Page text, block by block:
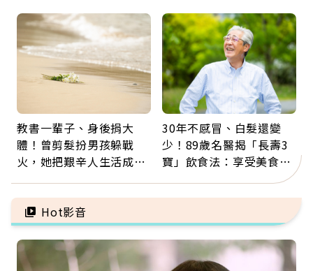
救
字
教書一輩子、身後捐大
體！曾剪髮扮男孩躲戰
火，她把艱辛人生活成風
福
30年不感冒、白髮還變
少！89歲名醫揭「長壽3
寶」飲食法：享受美食不
忌口，偶爾也該吃點肉
Hot影音